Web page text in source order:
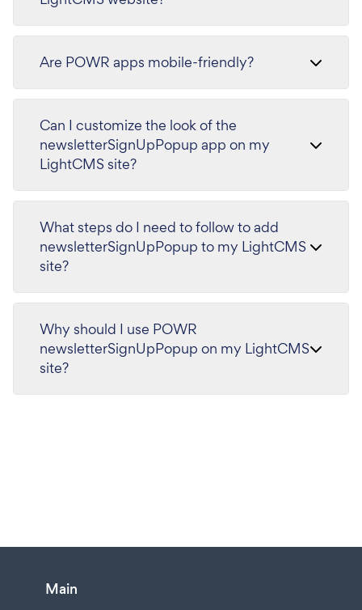
Are POWR apps mobile-friendly?
Can I customize the look of the
newsletterSignUpPopup app on my
LightCMS site?
What steps do I need to follow to add
newsletterSignUpPopup to my LightCMS
site?
Why should I use POWR
newsletterSignUpPopup on my LightCMS
site?
Main